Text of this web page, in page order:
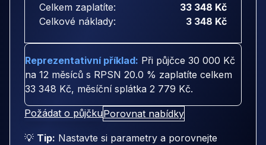
Celkem zaplatíte:
33 348 Kč
Celkové náklady:
3 348 Kč
Reprezentativní příklad: Při půjčce 30 000 Kč
na 12 měsíců s RPSN 20.0 % zaplatíte celkem
33 348 Kč, měsíční splátka 2 779 Kč.
Požádat o půjčkuPorovnat nabídky
💡 Tip: Nastavte si parametry a porovnejte